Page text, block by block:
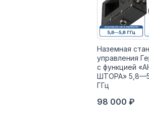
Наземная
управления
с функцией
ШТОРА»
ГГц
98 000 ₽